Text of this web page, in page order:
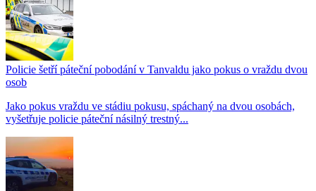
Policie šetří páteční pobodání v Tanvaldu jako pokus o vraždu dvou
osob
Jako pokus vraždu ve stádiu pokusu, spáchaný na dvou osobách,
vyšetřuje policie páteční násilný trestný...